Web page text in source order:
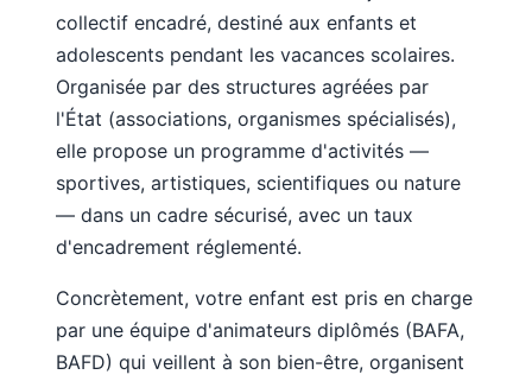
collectif encadré, destiné aux enfants et
adolescents pendant les vacances scolaires.
Organisée par des structures agréées par
l'État (associations, organismes spécialisés),
elle propose un programme d'activités —
sportives, artistiques, scientifiques ou nature
— dans un cadre sécurisé, avec un taux
d'encadrement réglementé.
Concrètement, votre enfant est pris en charge
par une équipe d'animateurs diplômés (BAFA,
BAFD) qui veillent à son bien-être, organisent